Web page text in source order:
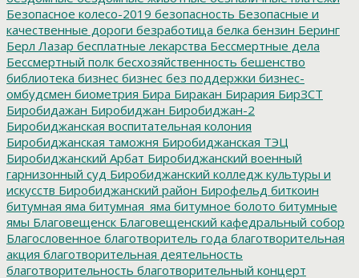
Безопасное колесо-2019 безопасность Безопасные и
качественные дороги безработица белка бензин Беринг
Берл Лазар бесплатные лекарства Бессмертные дела
Бессмертный полк бесхозяйственность бешенство
библиотека бизнес бизнес без поддержки бизнес-
омбудсмен биометрия Бира Биракан Бирария БирЗСТ
Биробидажан Биробиджан Биробиджан-2
Биробиджанская воспитательная колония
Биробиджанская таможня Биробиджанская ТЭЦ
Биробиджанский Арбат Биробиджанский военный
гарнизонный суд Биробиджанский колледж культуры и
искусств Биробиджанский район Бирофельд биткоин
битумная яма битумная_яма битумное болото битумные
ямы Благовещенск Благовещенский кафедральный собор
Благословенное благотворитель года благотворительная
акция благотворительная деятельность
благотворительность благотворительный концерт